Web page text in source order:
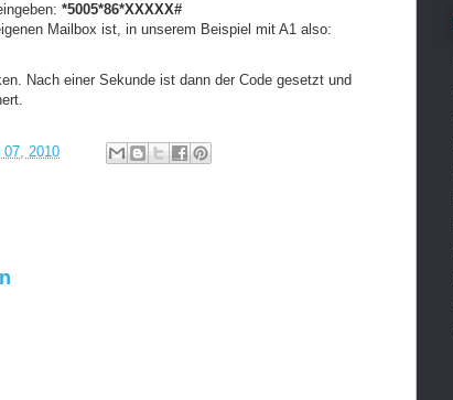
*5005*86*XXXXX#
Mailbox ist, in unserem Beispiel mit A1also:
Nach einer Sekunde ist dann der Code gesetzt und
07, 2010